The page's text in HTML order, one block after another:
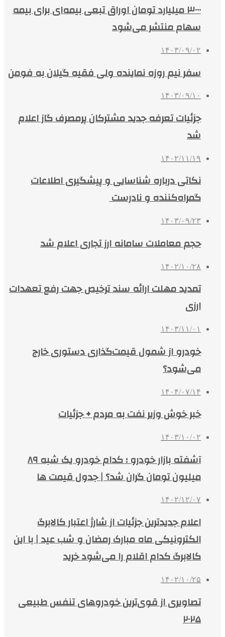
۳۰۰۰ میلیارد تومان اوراق تبعی بیمه‌ای برای بیمه
سهام منتشر می‌شود
۱۴۰۳/۰۹/۰۲
سفر نیم روزه نماینده ولی فقیه گیلان به فومن
۱۴۰۳/۰۹/۱۰
جزئیات تعرفه جدید مشترکان پرمصرف گاز اعلام
شد
۱۴۰۲/۱۱/۱۹
نکاتی درباره شناسایی و پیشگیری اطلاعات
گمراه‌کننده و نادرست
۱۴۰۳/۰۹/۲۳
حجم معاملات سامانه ارز تجاری اعلام شد
۱۴۰۲/۱۰/۲۸
تمدید مهلت ارائه سند ترخیص جهت رفع تعهدات
ارزی
۱۴۰۳/۱۱/۰۱
خودرو از شمول قیمت‌گذاری دستوری خارج
می‌شود؟
۱۴۰۴/۰۷/۱۴
خبر خوش وزیر نفت به مردم + جزئیات
۱۴۰۳/۱۰/۰۲
آشفته بازار خودرو ؛ کدام خودرو یک شبه ۸۹
میلیون تومان گران شد؟ | جدول قیمت ها
۱۴۰۲/۱۲/۰۷
اعلام جدیدترین جزئیات از شارژ اعتبار کالابرگ
الکترونیکی ماه مبارک رمضان و شب عید | با این
کالابرگ کدام اقلام را می‌شود خرید
۱۴۰۲/۱۰/۲۵
تصاویری از قوی‌ترین خودروهای تنفس طبیعی
۲۰۲۵